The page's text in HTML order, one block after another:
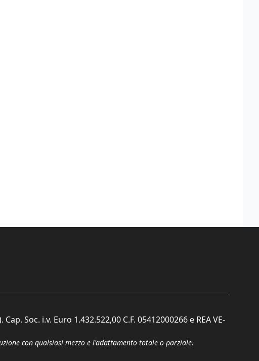
Soc. i.v. Euro 1.432.522,00 C.F. 05412000266 e REA VE-
con qualsiasi mezzo e l'adattamento totale o parziale.